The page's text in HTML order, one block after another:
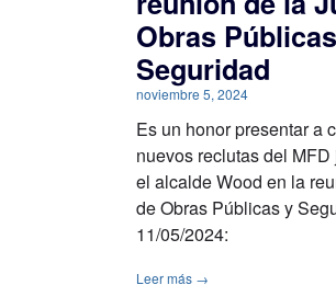
Obras
Seguridad
noviembre 5, 2024
Es un honor presentar a
nuevos reclutas del
el alcalde Wood en la
de Obras Públicas y
11/05/2024:
Leer más →